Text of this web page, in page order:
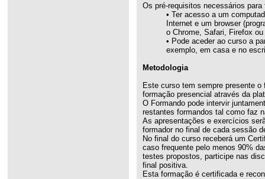
Os pré-requisitos necessários
• Ter acesso a um
Internet e um browser
o Chrome, Safari, Firefox
• Pode aceder ao curso a
exemplo, em casa e no
Metodologia
Este curso tem sempre presente o
formação presencial através da
O Formando pode intervir
restantes formandos tal como faz
As apresentações e exercícios
formador no final de cada sessão
No final do curso receberá um
caso frequente pelo menos 90%
testes propostos, participe nas
final positiva.
Esta formação é certificada e